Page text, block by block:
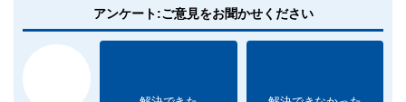
アンケート:ご意見をお聞かせください